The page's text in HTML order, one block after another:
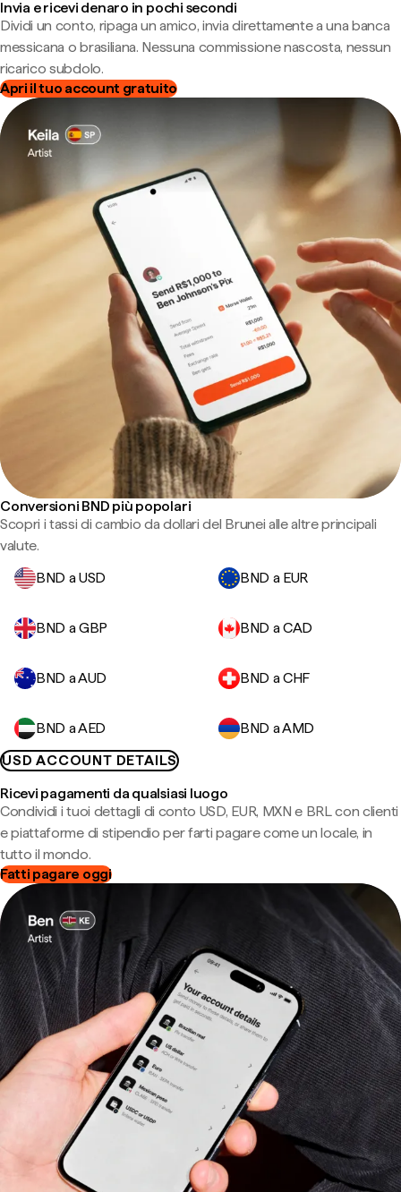
Invia e ricevi denaro in pochi secondi
Dividi un conto, ripaga un amico, invia direttamente a una banca
messicana o brasiliana. Nessuna commissione nascosta, nessun
ricarico subdolo.
Apri il tuo account gratuito
Conversioni BND più popolari
Scopri i tassi di cambio da dollari del Brunei alle altre principali
valute.
BND a USD
BND a EUR
BND a GBP BND a CAD
BND a AUD BND a CHF
BND a AED
BND a AMD
USD ACCOUNT DETAILS
Ricevi pagamenti da qualsiasi luogo
Condividi i tuoi dettagli di conto USD, EUR, MXN e BRL con clienti
e piattaforme di stipendio per farti pagare come un locale, in
tutto il mondo.
Fatti pagare oggi